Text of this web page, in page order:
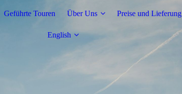
Geführte Touren Über Uns Preise und Lieferung
English